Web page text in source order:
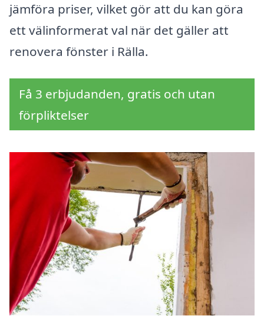
jämföra priser, vilket gör att du kan göra
ett välinformerat val när det gäller att
renovera fönster i Rälla.
Få 3 erbjudanden, gratis och utan
förpliktelser